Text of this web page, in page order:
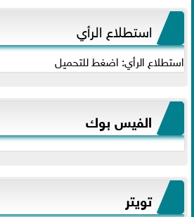
استطلاع الرأي
استطلاع الرأي: اضغط للتحميل
الفيس بوك
تويتر